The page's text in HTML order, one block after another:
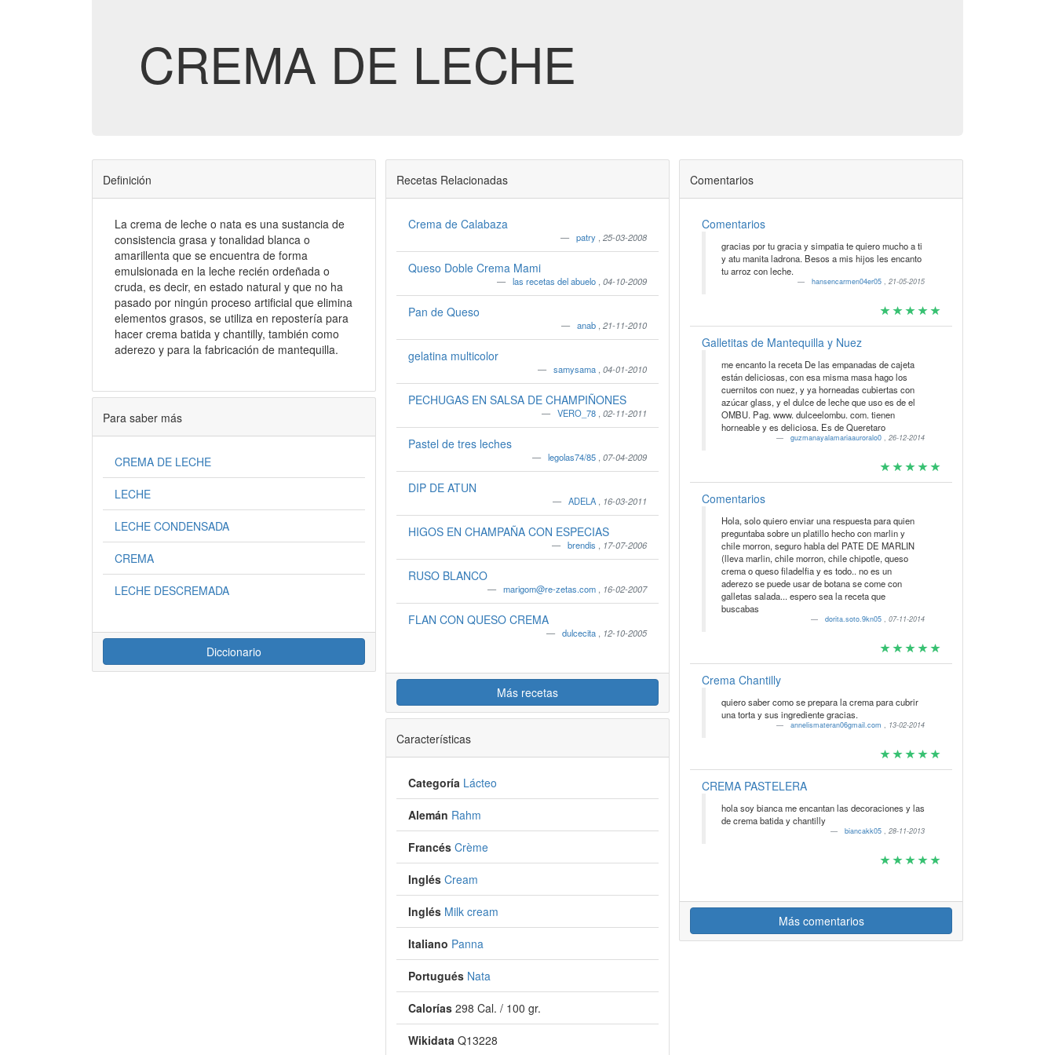
CREMA DE LECHE
Definición
La crema de leche o nata es una sustancia de
consistencia grasa y tonalidad blanca o
amarillenta que se encuentra de forma
emulsionada en la leche recién ordeñada o
cruda, es decir, en estado natural y que no ha
pasado por ningún proceso artificial que elimina
elementos grasos, se utiliza en repostería para
hacer crema batida y chantilly, también como
aderezo y para la fabricación de mantequilla.
Para saber más
CREMA DE LECHE
LECHE
LECHE CONDENSADA
CREMA
LECHE DESCREMADA
Diccionario
Recetas Relacionadas
Crema de Calabaza
patry ,25-03-2008
Queso Doble Crema Mami
las recetas del abuelo ,04-10-2009
Pan de Queso
anab ,21-11-2010
gelatina multicolor
samysama ,04-01-2010
PECHUGAS EN SALSA DE CHAMPIÑONES
VERO_78 ,02-11-2011
Pastel de tres leches
legolas74/85 ,07-04-2009
DIP DE ATUN
ADELA 16-03-2011
HIGOS EN CHAMPAÑA CON ESPECIAS
brendis 17-07-2006
RUSO BLANCO
marigom@re-zetas.com 16-02-2007
FLAN CON QUESO CREMA
dulcecita 12-10-2005
Más recetas
Características
Categoría Lácteo
Alemán Rahm
Francés Crème
Inglés Cream
Inglés Milk cream
Italiano Panna
Portugués Nata
Calorías 298 Cal. / 100 gr.
Wikidata Q13228
Comentarios
Comentarios
gracias por tu gracia y simpatia te quiero mucho a ti
y atu manita ladrona. Besos a mis hijos les encanto
tu arroz con leche.
hansencarmen04er05,21-05-2015
Galletitas de Mantequilla y Nuez
me encanto la receta De las empanadas de cajeta
están deliciosas, con esa misma masa hago los
cuernitos con nuez, y ya horneadas cubiertas con
azúcar glass, y el dulce de leche que uso es de el
OMBU. Pag. www. dulceelombu. com. tienen
horneable y es deliciosa. Es de Queretaro
guzmanayalamariaauroralo0,26-12-2014
Comentarios
Hola, solo quiero enviar una respuesta para quien
preguntaba sobre un platillo hecho con marlin y
chile morron, seguro habla del PATE DE MARLIN
(lleva marlin, chile morron, chile chipotle, queso
crema o queso filadelfia y es todo.. no es un
aderezo se puede usar de botana se come con
galletas salada... espero sea la receta que
buscabas
dorita.soto.9kn05,07-11-2014
Crema Chantilly
quiero saber como se prepara la crema para cubrir
una torta y sus ingrediente gracias.
annelismateran06gmail.com, 13-02-2014
CREMA PASTELERA
hola soy bianca me encantan las decoraciones y las
de crema batida y chantilly
biancakk05,28-11-2013
Más comentarios